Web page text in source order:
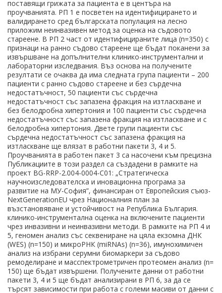
поставящи грижата за пациента е в центъра на
проучванията. РП 1 е посветен на идентифицирането и
валидирането сред българската популация на лесно
приложим неинвазивен метод за оценка на съдовото
стареене. В РП 2 част от идентифицираните лица (n=350) с
признаци на ранно съдово стареене ще бъдат поканени за
извършване на допълнителни клинико-инструментални и
лабораторни изследвания. Въз основа на получените
резултати се очаква да има следната група пациенти – 200
пациенти с ранно съдово стареене и без сърдечна
недостатъчност, 50 пациенти със сърдечна
недостатъчност със запазена фракция на изтласкване и
без белодробна хипертония и 100 пациенти със сърдечна
недостатъчност със запазена фракция на изтласкване и с
белодробна хипертония. Двете групи пациенти със
сърдечна недостатъчност със запазена фракция на
изтласкване ще влязат в работни пакети 3, 4 и 5.
Проучванията в работен пакет 3 са насочени към прецизна
Публикациите в този раздел са създадени в рамките на
проект BG-RRP-2.004-0004-C01: „Стратегическа
научноизследователска и иновационна програма за
развитие на МУ-София”, финансиран от Европейския съюз-
NextGenerationEU чрез Националния план за
възстановяване и устойчивост на Република България.
клинико-инструментална оценка на включените пациенти
чрез инвазивни и неинвазивни методи. В рамките на РП 4 и
5, геномен анализ със секвениране на цяла екзомна ДНК
(WES) (n=150) и микроРНК (miRNAs) (n=36), имунохимичен
анализ на избрани серумни биомаркери за съдово
ремоделиране и масспектрометричен протеомен анализ (n=
150) ще бъдат извършени. Получените данни от работни
пакети 3, 4 и 5 ще бъдат анализирани в РП 6, за да се
търсят зависимости при работа с големи масиви от данни с